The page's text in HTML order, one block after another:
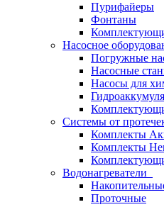
Пурифайеры
Фонтаны
Насосное
Погружные
Насосные
Насосы для
Системы от
Комплекты
Комплекты
Водонагреватели
Проточные